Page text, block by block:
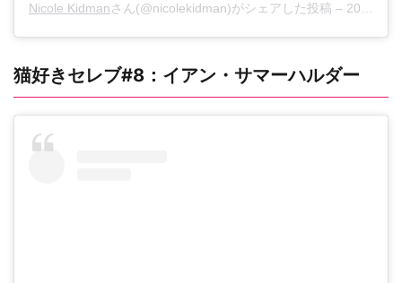
Nicole Kidmanさん(@nicolekidman)がシェアした投稿 – 2018年 9月月8日午後5時08分PDT
猫好きセレブ#8：イアン・サマーハルダー